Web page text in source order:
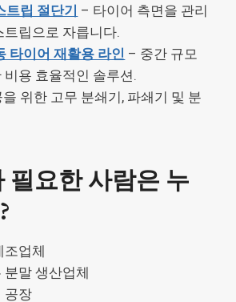
트립 절단기 – 타이어 측면을 관리
트립으로 자릅니다.
타이어 재활용 라인 – 중간 규모
비용 효율적인 솔루션.
위한 고무 분쇄기, 파쇄기 및 분
필요한 사람은 누
조업체
분말 생산업체
공장